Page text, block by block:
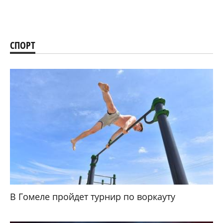
СПОРТ
В Гомеле пройдет турнир по воркауту